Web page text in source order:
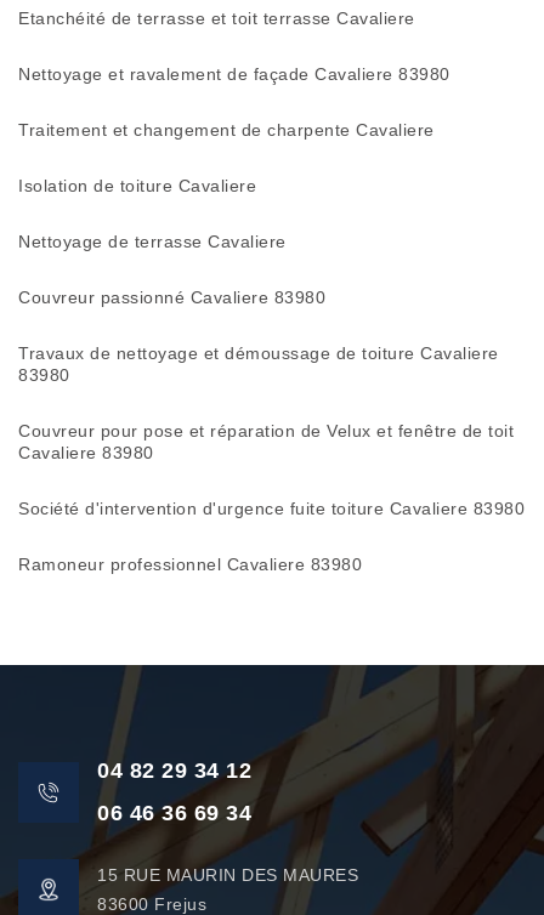
Etanchéité de terrasse et toit terrasse Cavaliere
Nettoyage et ravalement de façade Cavaliere 83980
Traitement et changement de charpente Cavaliere
Isolation de toiture Cavaliere
Nettoyage de terrasse Cavaliere
Couvreur passionné Cavaliere 83980
Travaux de nettoyage et démoussage de toiture Cavaliere
83980
Couvreur pour pose et réparation de Velux et fenêtre de toit
Cavaliere 83980
Société d'intervention d'urgence fuite toiture Cavaliere 83980
Ramoneur professionnel Cavaliere 83980
04 82 29 34 12
06 46 36 69 34
15 RUE MAURIN DES MAURES
83600 Frejus